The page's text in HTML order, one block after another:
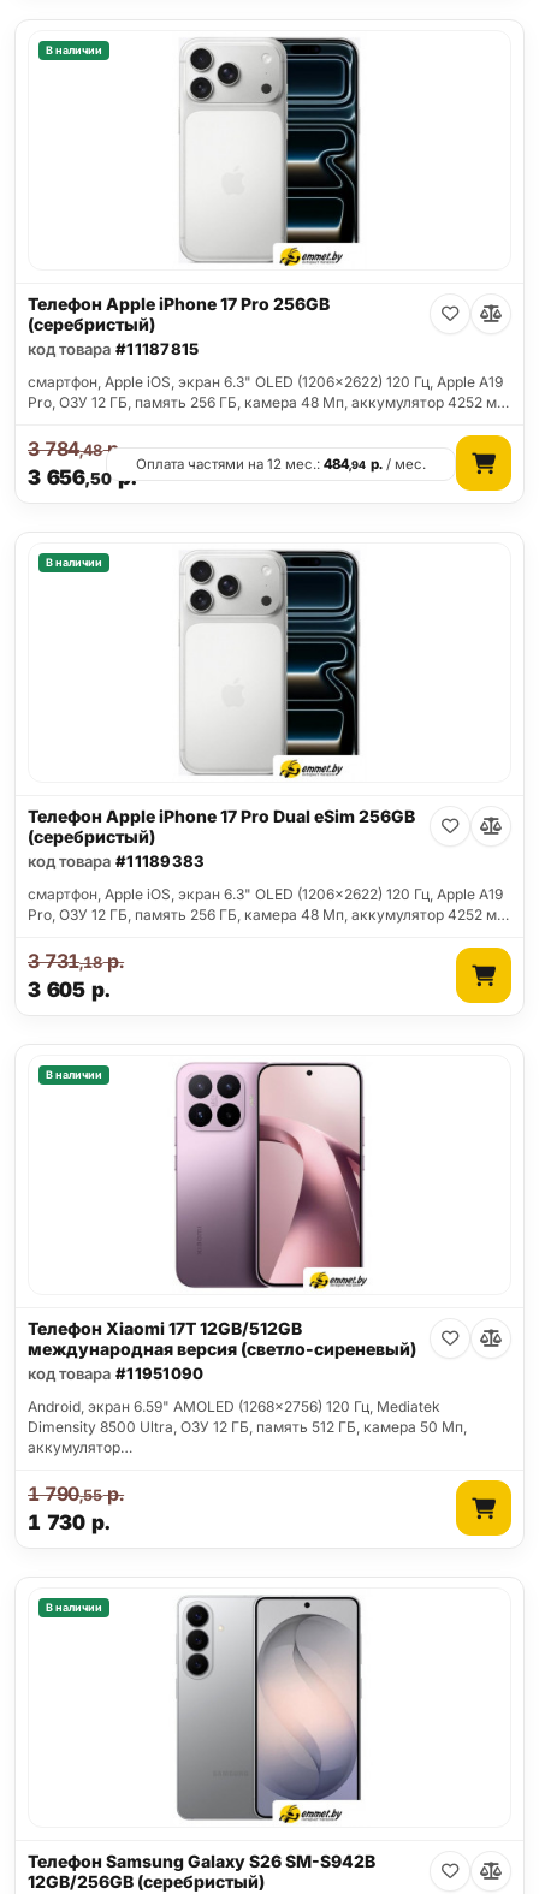
В наличии
Телефон Apple iPhone 17 Pro 256GB
(серебристый)
код товара #11187815
смартфон, Apple iOS, экран 6.3" OLED (1206x2622) 120 Гц, Apple A19
Pro, ОЗУ 12 ГБ, память 256 ГБ, камера 48 Мп, аккумулятор 4252 м…
3 656,50 р.
3 784,48р.
Оплата частями на 12 мес.:484,94 р./ мес.
В наличии
Телефон Apple iPhone 17 Pro Dual eSim 256GB
(серебристый)
код товара #11189383
смартфон, Apple iOS, экран 6.3" OLED (1206x2622) 120 Гц, Apple A19
Pro, ОЗУ 12 ГБ, память 256 ГБ, камера 48 Мп, аккумулятор 4252 м…
3 605 р.
3 731,18р.
В наличии
Телефон Xiaomi 17T 12GB/512GB
международная версия (светло-сиреневый)
код товара #11951090
Android, экран 6.59" AMOLED (1268x2756) 120 Гц, Mediatek
Dimensity 8500 Ultra, ОЗУ 12 ГБ, память 512 ГБ, камера 50 Мп,
аккумулятор…
1 730 р.
1 790,55р.
В наличии
Телефон Samsung Galaxy S26 SM-S942B
12GB/256GB (серебристый)